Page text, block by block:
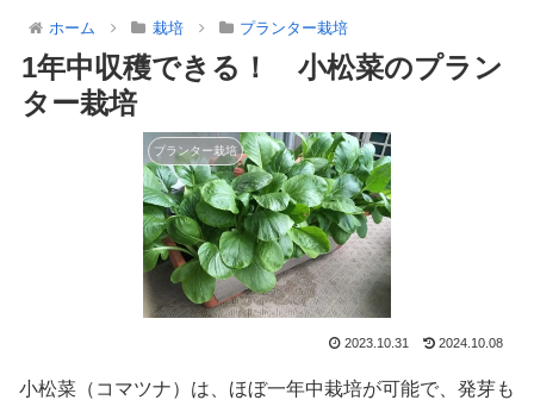
ホーム 栽培 プランター栽培
1年中収穫できる！ 小松菜のプラン
ター栽培
プランター栽培
2023.10.31 2024.10.08
小松菜（コマツナ）は、ほぼ一年中栽培が可能で、発芽も